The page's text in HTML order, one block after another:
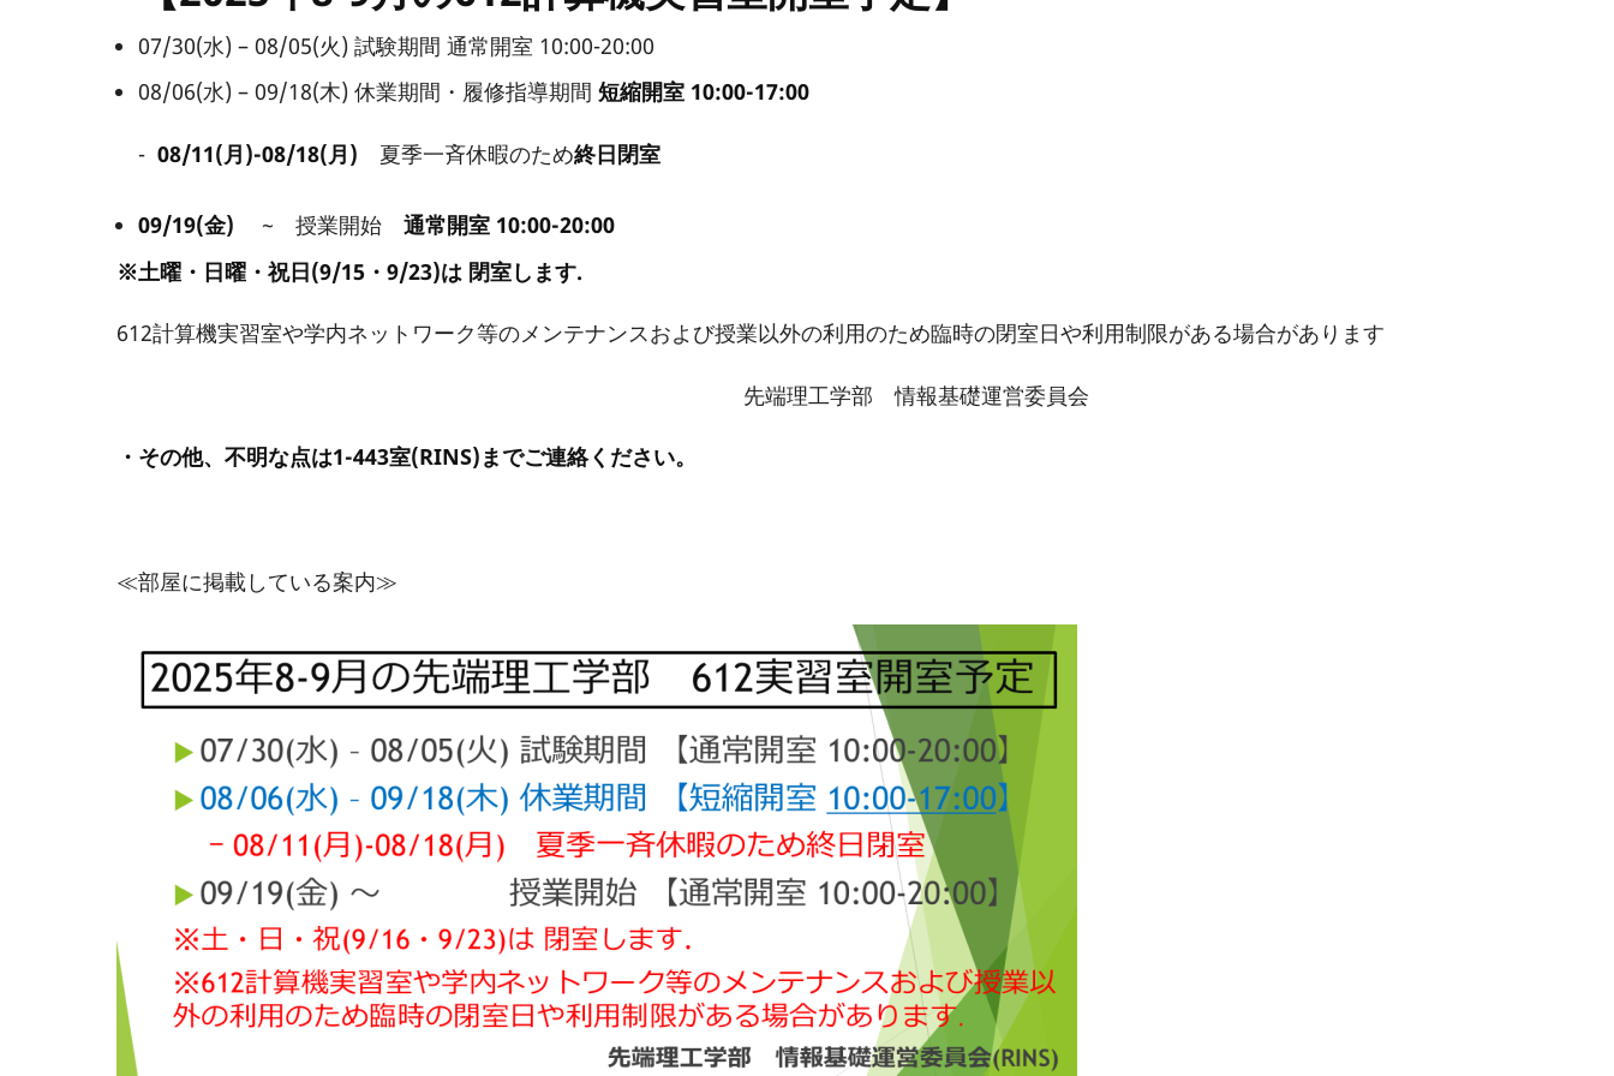
07/30(水) – 08/05(火) 試験期間 通常開室 10:00-20:00
08/06(水) – 09/18(木) 休業期間・履修指導期間 短縮開室 10:00-17:00
- 08/11(月)-08/18(月) 夏季一斉休暇のため終日閉室
09/19(金) ~ 授業開始 通常開室 10:00-20:00
※土曜・日曜・祝日(9/15・9/23)は 閉室します.
612計算機実習室や学内ネットワーク等のメンテナンスおよび授業以外の利用のため臨時の閉室日や利用制限がある場合があります
先端理工学部 情報基礎運営委員会
・その他、不明な点は1-443室(RINS)までご連絡ください。
≪部屋に掲載している案内≫